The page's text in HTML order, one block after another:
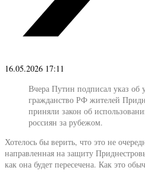
16.05.2026 17:11
Вчера Путин подписал указ
гражданство РФ жителей
приняли закон об
россиян за рубежом.
Хотелось бы верить, что это не
направленная на защиту
как она будет пересечена. Как это